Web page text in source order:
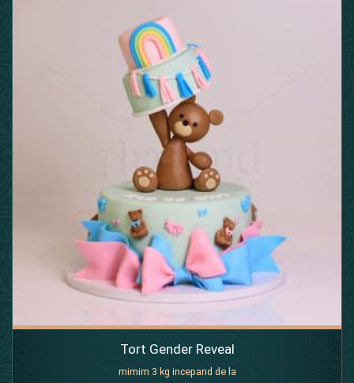
Tort Gender Reveal
mimim 3 kg incepand de la